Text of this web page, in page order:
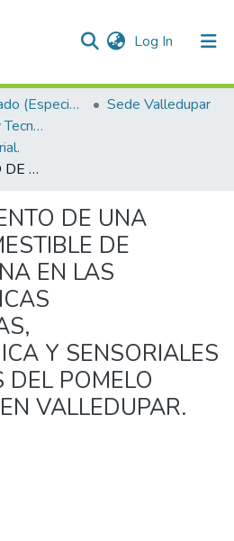
Log In (current)
Trabajos de Grado (Especializaciones y Pregrados)
Sede Valledupar
Facultad Ingenierías y Tecnologías
COMPORTAMIENTO DE UNA PELICULA COMESTIBLE DE MALTODEXTRINA EN LAS CARACTERÍSTICAS FISICOQUÍMICAS, MICROBIOLÓGICA Y SENSORIALES DE LOS GAJOS DEL POMELO (Citrus pardisi) EN VALLEDUPAR.
DE UNA
DE
EN LAS
Y SENSORIALES
DEL POMELO
VALLEDUPAR.